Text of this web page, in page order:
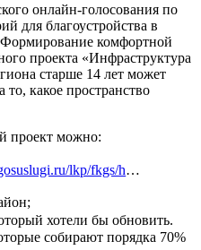
онлайн-голосования по
для благоустройства в
комфортной
проекта «Инфраструктура
старше 14 лет может
то, какое пространство
проект можно:
lkp/fkgs/h…
хотели бы обновить.
собирают порядка 70%